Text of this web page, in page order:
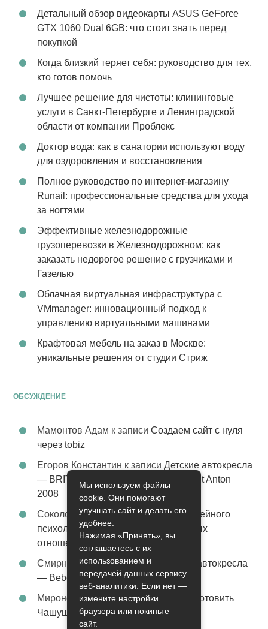
Детальный обзор видеокарты ASUS GeForce
GTX 1060 Dual 6GB: что стоит знать перед
покупкой
Когда близкий теряет себя: руководство для тех,
кто готов помочь
Лучшее решение для чистоты: клининговые
услуги в Санкт-Петербурге и Ленинградской
области от компании Проблекс
Доктор вода: как в санатории используют воду
для оздоровления и восстановления
Полное руководство по интернет-магазину
Runail: профессиональные средства для ухода
за ногтями
Эффективные железнодорожные
грузоперевозки в Железнодорожном: как
заказать недорогое решение с грузчиками и
Газелью
Облачная виртуальная инфраструктура с
VMmanager: инновационный подход к
управлению виртуальными машинами
Крафтовая мебель на заказ в Москве:
уникальные решения от студии Стриж
ОБСУЖДЕНИЕ
Мамонтов Адам к записиСоздаем сайт с нуля
через tobiz
Егоров Константин к записиДетские автокресла
— BRITAX Evolva 1-2-3 (1-2-3) цвет St Anton
2008
Соколова Эльзак записиУслуги семейного
психолога – стабильность в семейных
отношениях
Смирнова Грацияк записи
Детские автокресла
— Bebe Confort Moby цвет Orange
Миронов Никифорк записи
Как приготовить
Чашушули
Мы используем файлы
cookie. Они помогают
улучшать сайт и делать его
удобнее.
Нажимая «Принять», вы
соглашаетесь с их
использованием и
передачей данных сервису
веб-аналитики. Если нет —
измените настройки
браузера или покиньте
сайт.